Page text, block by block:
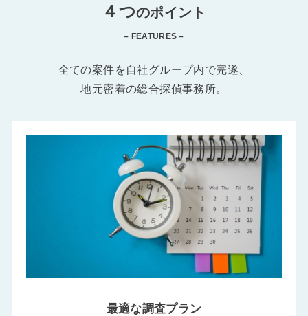
４つのポイント
– FEATURES –
全ての案件を自社グループ内で完遂、
地元密着の総合探偵事務所。
最適な調査プラン